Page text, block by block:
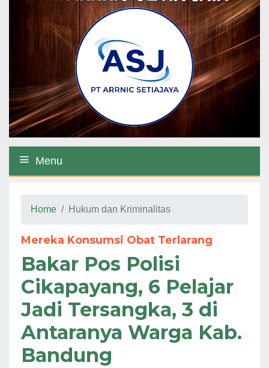
Menu
Home Hukum dan Kriminalitas
Mereka Konsumsi Obat Terlarang
Bakar Pos Polisi
Cikapayang, 6 Pelajar
Jadi Tersangka, 3 di
Antaranya Warga Kab.
Bandung